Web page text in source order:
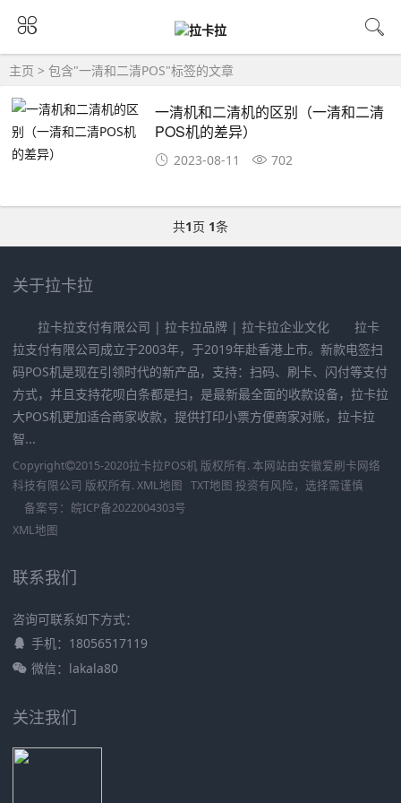
主页 > 包含"一清和二清POS"标签的文章
一清机和二清机的区别（一清和二清
POS机的差异）
2023-08-11 702
共1页 1条
关于拉卡拉
拉卡拉支付有限公司 | 拉卡拉品牌 | 拉卡拉企业文化 拉卡
拉支付有限公司成立于2003年，于2019年赴香港上市。新款电签扫
码POS机是现在引领时代的新产品，支持：扫码、刷卡、闪付等支付
方式，并且支持花呗白条都是扫，是最新最全面的收款设备，拉卡拉
大POS机更加适合商家收款，提供打印小票方便商家对账，拉卡拉
智...
Copyright 2015-2020拉卡拉POS机 版权所有. 本网站由安徽爱刷卡网络
科技有限公司 版权所有. XML地图 TXT地图 投资有风险，选择需谨慎
备案号： 皖ICP备2022004303号
XML地图
联系我们
咨询可联系如下方式：
手机：18056517119
微信：lakala80
关注我们